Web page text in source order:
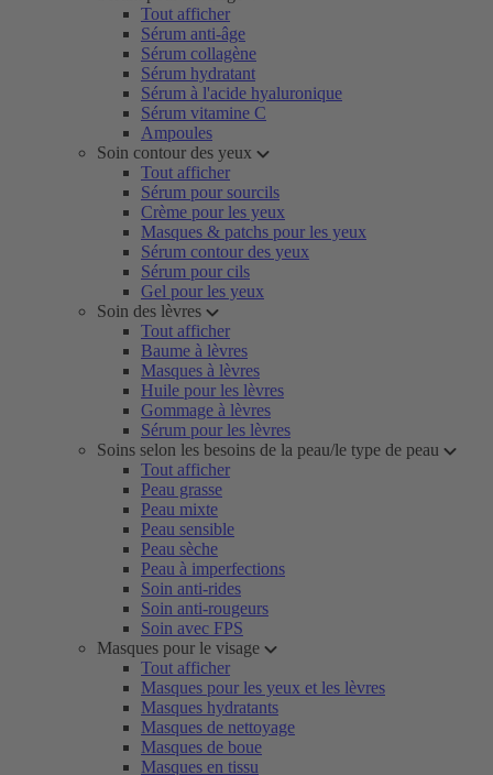
Tout afficher
Sérum anti-âge
Sérum collagène
Sérum hydratant
Sérum à l'acide hyaluronique
Sérum vitamine C
Ampoules
Soin contour des yeux
Tout afficher
Sérum pour sourcils
Crème pour les yeux
Masques & patchs pour les yeux
Sérum contour des yeux
Sérum pour cils
Gel pour les yeux
Soin des lèvres
Tout afficher
Baume à lèvres
Masques à lèvres
Huile pour les lèvres
Gommage à lèvres
Sérum pour les lèvres
Soins selon les besoins de la peau/le type de peau
Tout afficher
Peau grasse
Peau mixte
Peau sensible
Peau sèche
Peau à imperfections
Soin anti-rides
Soin anti-rougeurs
Soin avec FPS
Masques pour le visage
Tout afficher
Masques pour les yeux et les lèvres
Masques hydratants
Masques de nettoyage
Masques de boue
Masques en tissu